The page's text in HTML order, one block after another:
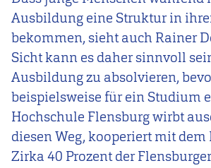
Ausbildung eine Struktur in
bekommen, sieht auch Rainer
Sicht kann es daher sinnvoll
Ausbildung zu absolvieren,
beispielsweise für ein Studium
Hochschule Flensburg wirbt
diesen Weg, kooperiert mit dem
Zirka 40 Prozent der